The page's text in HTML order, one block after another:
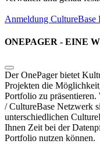
Anmeldung CultureBase
ONEPAGER - EINE
Der OnePager bietet
Projekten die
Portfolio zu
/ CultureBase Netzwerk
unterschiedlichen
Ihnen Zeit bei der
Portfolio nutzen können.